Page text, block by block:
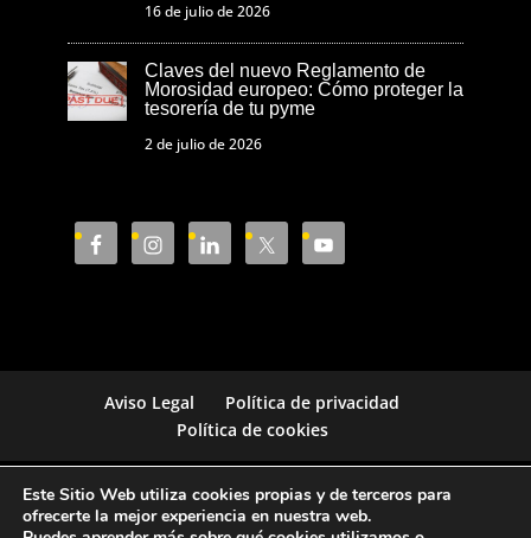
16 de julio de 2026
Claves del nuevo Reglamento de
Morosidad europeo: Cómo proteger la
tesorería de tu pyme
2 de julio de 2026
Aviso Legal
Política de privacidad
Política de cookies
Cámara de Comercio de Castellón © 2023
Este Sitio Web utiliza cookies propias y de terceros para
ofrecerte la mejor experiencia en nuestra web.